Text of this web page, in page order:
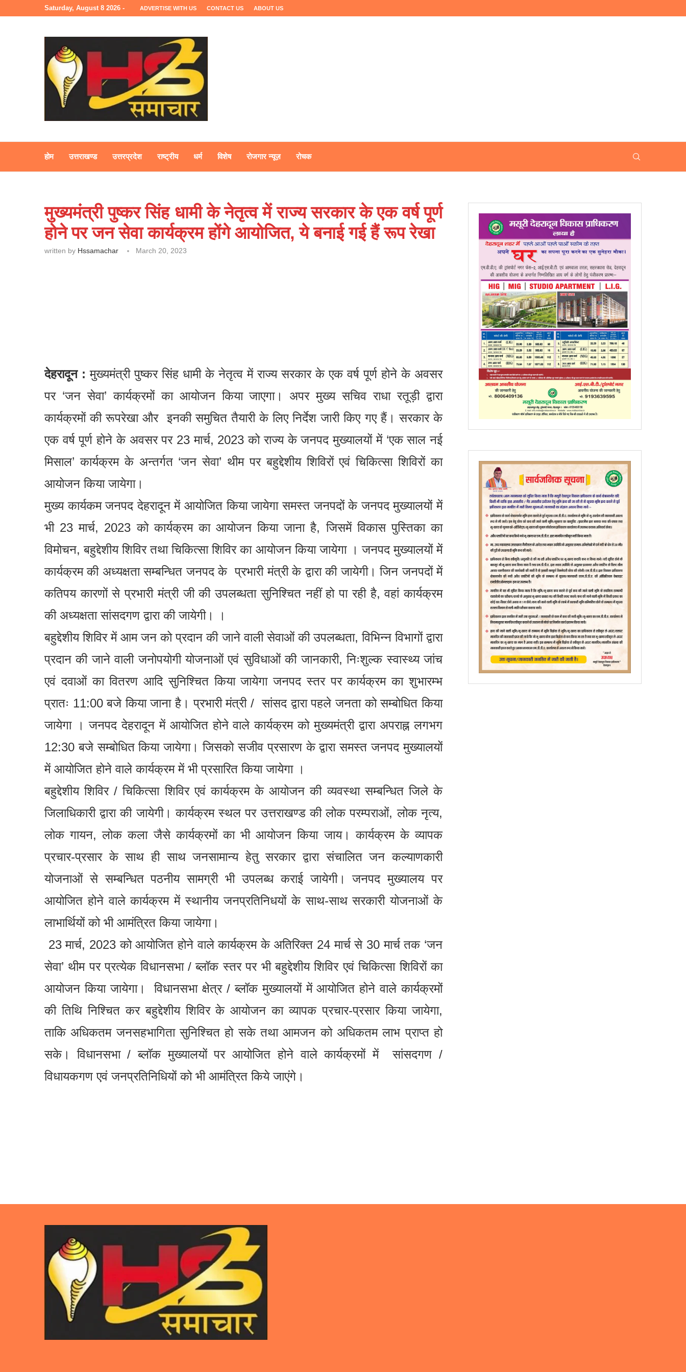
Saturday, August 8 2026 - ADVERTISE WITH US CONTACT US ABOUT US
होम उत्तराखण्ड उत्तरप्रदेश राष्ट्रीय धर्म विशेष रोजगार न्यूज़ रोचक
मुख्यमंत्री पुष्कर सिंह धामी के नेतृत्व में राज्य सरकार के एक वर्ष पूर्ण
होने पर जन सेवा कार्यक्रम होंगे आयोजित, ये बनाई गई हैं रूप रेखा
written by Hssamachar March 20, 2023
देहरादून : मुख्यमंत्री पुष्कर सिंह धामी के नेतृत्व में राज्य सरकार के एक वर्ष पूर्ण होने के अवसर
पर ‘जन सेवा’ कार्यक्रमों का आयोजन किया जाएगा। अपर मुख्य सचिव राधा रतूड़ी द्वारा
कार्यक्रमों की रूपरेखा और इनकी समुचित तैयारी के लिए निर्देश जारी किए गए हैं। सरकार के
एक वर्ष पूर्ण होने के अवसर पर 23 मार्च, 2023 को राज्य के जनपद मुख्यालयों में ‘एक साल नई
मिसाल’ कार्यक्रम के अन्तर्गत ‘जन सेवा’ थीम पर बहुद्देशीय शिविरों एवं चिकित्सा शिविरों का
आयोजन किया जायेगा।
मुख्य कार्यकम जनपद देहरादून में आयोजित किया जायेगा समस्त जनपदों के जनपद मुख्यालयों में
भी 23 मार्च, 2023 को कार्यक्रम का आयोजन किया जाना है, जिसमें विकास पुस्तिका का
विमोचन, बहुद्देशीय शिविर तथा चिकित्सा शिविर का आयोजन किया जायेगा । जनपद मुख्यालयों में
कार्यक्रम की अध्यक्षता सम्बन्धित जनपद के प्रभारी मंत्री के द्वारा की जायेगी। जिन जनपदों में
कतिपय कारणों से प्रभारी मंत्री जी की उपलब्धता सुनिश्चित नहीं हो पा रही है, वहां कार्यक्रम
की अध्यक्षता सांसदगण द्वारा की जायेगी। ।
बहुद्देशीय शिविर में आम जन को प्रदान की जाने वाली सेवाओं की उपलब्धता, विभिन्न विभागों द्वारा
प्रदान की जाने वाली जनोपयोगी योजनाओं एवं सुविधाओं की जानकारी, निःशुल्क स्वास्थ्य जांच
एवं दवाओं का वितरण आदि सुनिश्चित किया जायेगा जनपद स्तर पर कार्यक्रम का शुभारम्भ
प्रातः 11:00 बजे किया जाना है। प्रभारी मंत्री / सांसद द्वारा पहले जनता को सम्बोधित किया
जायेगा । जनपद देहरादून में आयोजित होने वाले कार्यक्रम को मुख्यमंत्री द्वारा अपराह्न लगभग
12:30 बजे सम्बोधित किया जायेगा। जिसको सजीव प्रसारण के द्वारा समस्त जनपद मुख्यालयों
में आयोजित होने वाले कार्यक्रम में भी प्रसारित किया जायेगा ।
बहुद्देशीय शिविर / चिकित्सा शिविर एवं कार्यक्रम के आयोजन की व्यवस्था सम्बन्धित जिले के
जिलाधिकारी द्वारा की जायेगी। कार्यक्रम स्थल पर उत्तराखण्ड की लोक परम्पराओं, लोक नृत्य,
लोक गायन, लोक कला जैसे कार्यक्रमों का भी आयोजन किया जाय। कार्यक्रम के व्यापक
प्रचार-प्रसार के साथ ही साथ जनसामान्य हेतु सरकार द्वारा संचालित जन कल्याणकारी
योजनाओं से सम्बन्धित पठनीय सामग्री भी उपलब्ध कराई जायेगी। जनपद मुख्यालय पर
आयोजित होने वाले कार्यक्रम में स्थानीय जनप्रतिनिधयों के साथ-साथ सरकारी योजनाओं के
लाभार्थियों को भी आमंत्रित किया जायेगा।
23 मार्च, 2023 को आयोजित होने वाले कार्यक्रम के अतिरिक्त 24 मार्च से 30 मार्च तक ‘जन
सेवा’ थीम पर प्रत्येक विधानसभा / ब्लॉक स्तर पर भी बहुद्देशीय शिविर एवं चिकित्सा शिविरों का
आयोजन किया जायेगा। विधानसभा क्षेत्र / ब्लॉक मुख्यालयों में आयोजित होने वाले कार्यक्रमों
की तिथि निश्चित कर बहुद्देशीय शिविर के आयोजन का व्यापक प्रचार-प्रसार किया जायेगा,
ताकि अधिकतम जनसहभागिता सुनिश्चित हो सके तथा आमजन को अधिकतम लाभ प्राप्त हो
सके। विधानसभा / ब्लॉक मुख्यालयों पर आयोजित होने वाले कार्यक्रमों में सांसदगण /
विधायकगण एवं जनप्रतिनिधियों को भी आमंत्रित किये जाएंगे।